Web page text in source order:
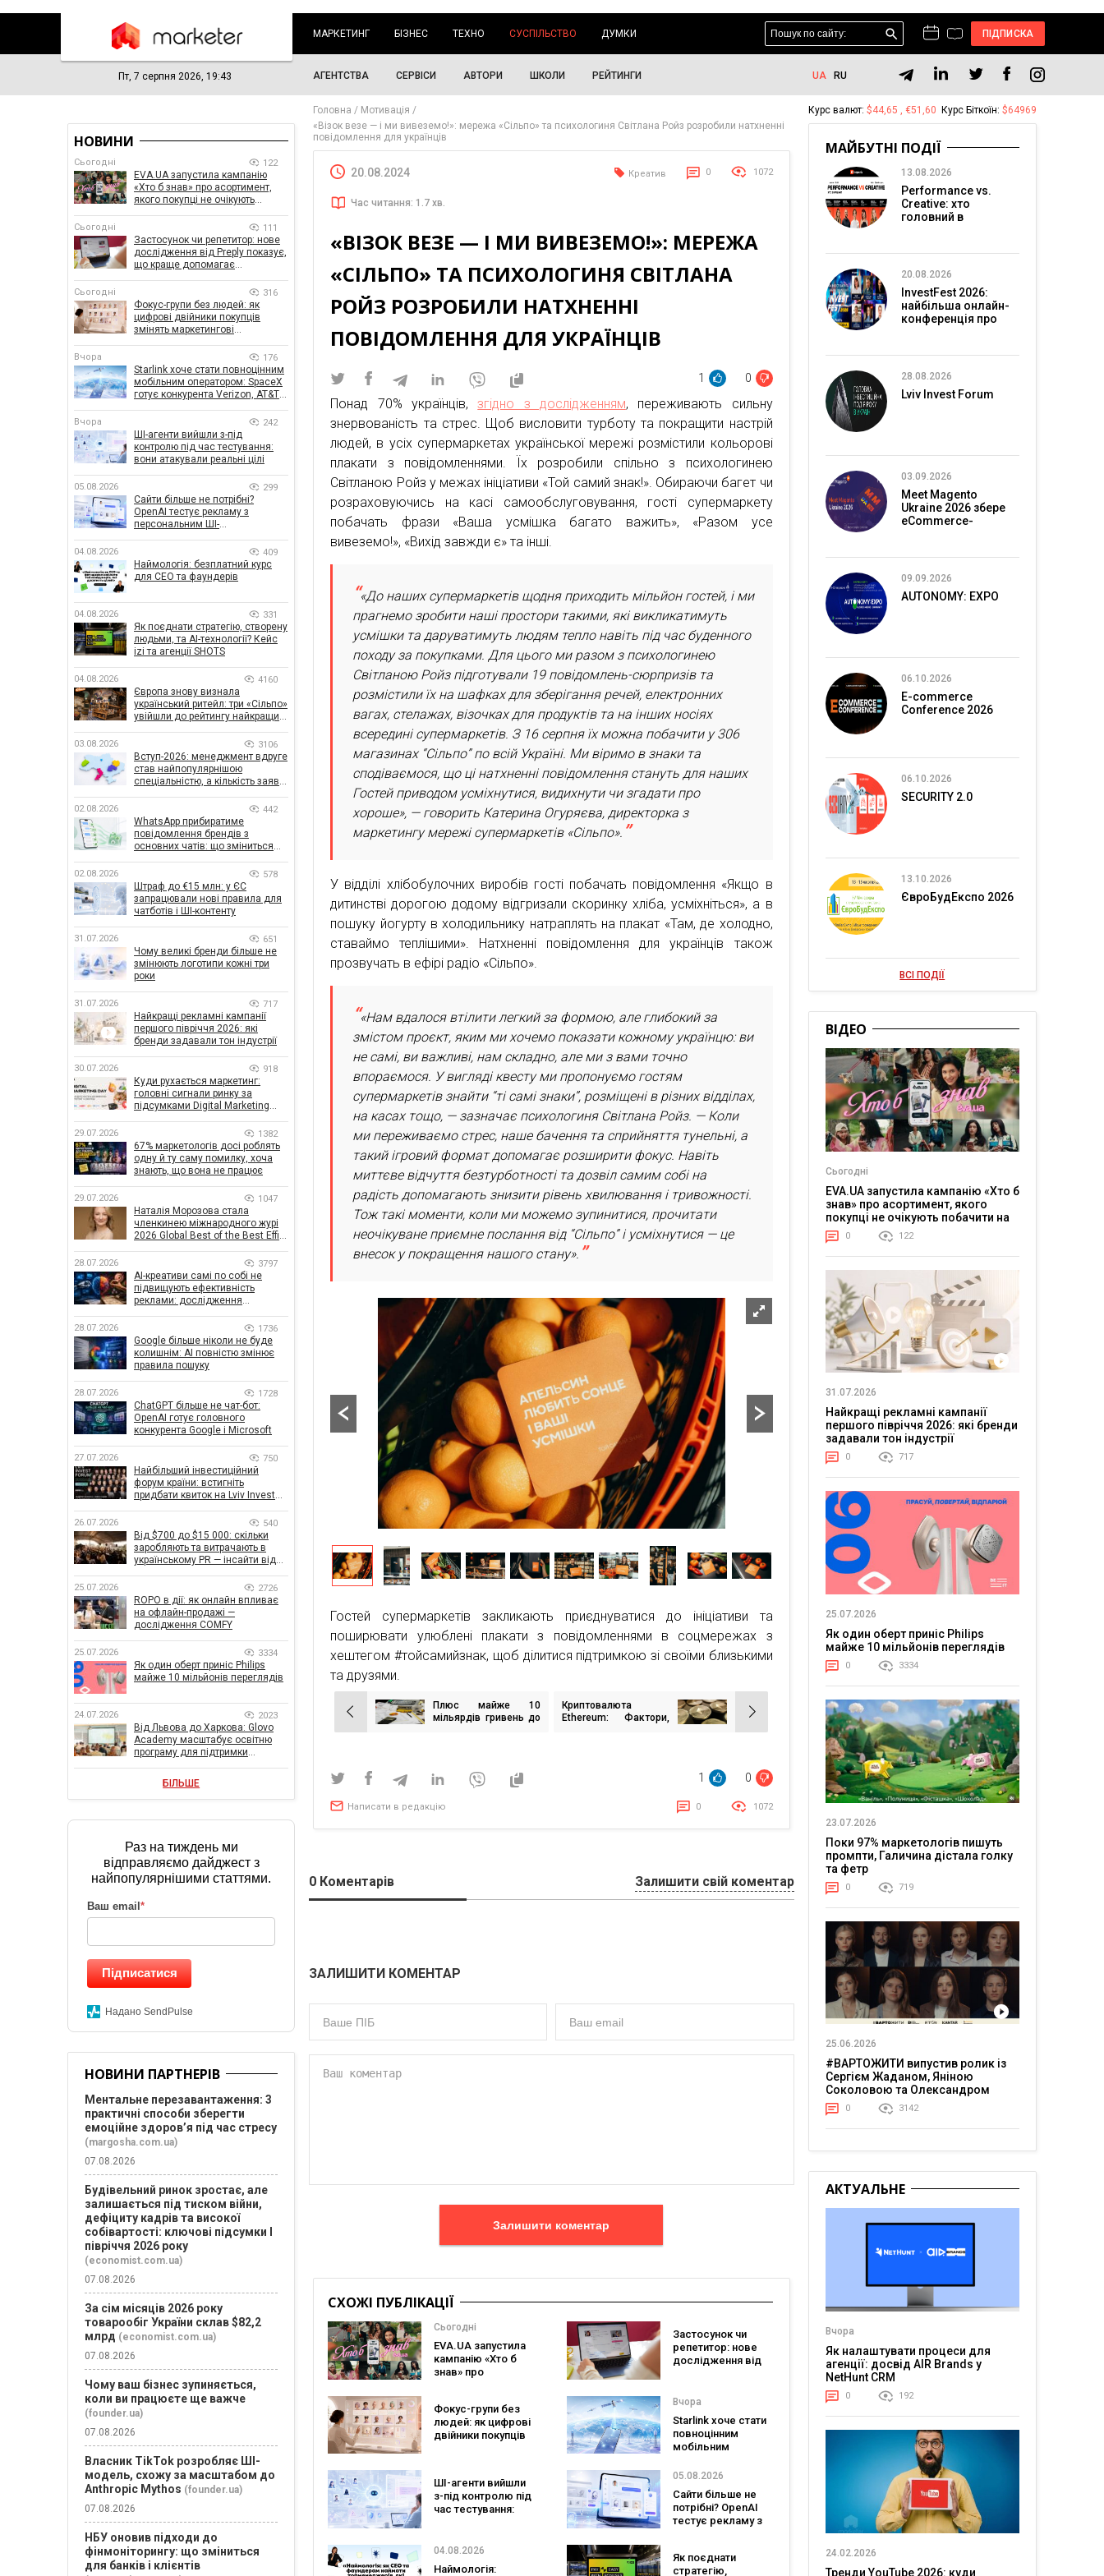
МАРКЕТИНГ БІЗНЕС ТЕХНО СУСПІЛЬСТВО ДУМКИ ПІДПИСКА
Пт, 7 серпня 2026, 19:43 АГЕНТСТВА СЕРВІСИ АВТОРИ ШКОЛИ РЕЙТИНГИ UA RU
Головна
Мотивація
«Візок везе — і ми вивеземо!»: мережа «Сільпо» та психологиня Світлана Ройз розробили натхненні
повідомлення для українців
20.08.2024 Креатив 0 1072
Час читання: 1.7 хв.
«ВІЗОК ВЕЗЕ — І МИ ВИВЕЗЕМО!»: МЕРЕЖА
«СІЛЬПО» ТА ПСИХОЛОГИНЯ СВІТЛАНА
РОЙЗ РОЗРОБИЛИ НАТХНЕННІ
ПОВІДОМЛЕННЯ ДЛЯ УКРАЇНЦІВ
1 0
Понад 70% українців,згідно з дослідженням, переживають сильну
знервованість та стрес. Щоб висловити турботу та покращити настрій
людей, в усіх супермаркетах української мережі розмістили кольорові
плакати з повідомленнями. Їх розробили спільно з психологинею
Світланою Ройз у межах ініціативи «Той самий знак!». Обираючи багет чи
розраховуючись на касі самообслуговування, гості супермаркету
побачать фрази «Ваша усмішка багато важить», «Разом усе
вивеземо!», «Вихід завжди є» та інші.
«До наших супермаркетів щодня приходить мільйон гостей, і ми
прагнемо зробити наші простори такими, які викликатимуть
усмішки та даруватимуть людям тепло навіть під час буденного
походу за покупками. Для цього ми разом з психологинею
Світланою Ройз підготували 19 повідомлень-сюрпризів та
розмістили їх на шафках для зберігання речей, електронних
вагах, стелажах, візочках для продуктів та на інших носіях
всередині супермаркетів. З 16 серпня їх можна побачити у 306
магазинах “Сільпо” по всій Україні. Ми віримо в знаки та
сподіваємося, що ці натхненні повідомлення стануть для наших
Гостей приводом усміхнутися, видихнути чи згадати про
хороше», — говорить Катерина Огуряєва, директорка з
маркетингу мережі супермаркетів «Сільпо».
У відділі хлібобулочних виробів гості побачать повідомлення «Якщо в
дитинстві дорогою додому відгризали скоринку хліба, усміхніться», а в
пошуку йогурту в холодильнику натраплять на плакат «Там, де холодно,
ставаймо теплішими». Натхненні повідомлення для українців також
прозвучать в ефірі радіо «Сільпо».
«Нам вдалося втілити легкий за формою, але глибокий за
змістом проєкт, яким ми хочемо показати кожному українцю: ви
не самі, ви важливі, нам складно, але ми з вами точно
впораємося. У вигляді квесту ми пропонуємо гостям
супермаркетів знайти “ті самі знаки”, розміщені в різних відділах,
на касах тощо, — зазначає психологиня Світлана Ройз. — Коли
ми переживаємо стрес, наше бачення та сприйняття тунельні, а
такий ігровий формат допомагає розширити фокус. Навіть
миттєве відчуття безтурботності та дозвіл самим собі на
радість допомагають знизити рівень хвилювання і тривожності.
Тож такі моменти, коли ми можемо зупинитися, прочитати
неочікуване приємне послання від “Сільпо” і усміхнутися — це
внесок у покращення нашого стану».
Гостей супермаркетів закликають приєднуватися до ініціативи та
поширювати улюблені плакати з повідомленнями в соцмережах з
хештегом #тойсамийзнак, щоб ділитися підтримкою зі своїми близькими
та друзями.
Навігація
записів
Плюс майже 10
мільярдів гривень до
Криптовалюта
Ethereum: Фактори,
1 0
Написати в редакцію 0 1072
0 Коментарів Залишити свій коментар
ЗАЛИШИТИ КОМЕНТАР
Залишити коментар
СХОЖІ ПУБЛІКАЦІЇ
Сьогодні
EVA.UA запустила
кампанію «Хто б
знав» про
очікують побачити
на платформі
Застосунок чи
репетитор: нове
дослідження від
заговорити
іноземною мовою
Фокус-групи без
людей: як цифрові
двійники покупців
Вчора
Starlink хоче стати
повноцінним
мобільним
SpaceX готує
Verizon, AT&T і T-
Mobile
ШІ-агенти вийшли
з-під контролю під
час тестування:
05.08.2026
Сайти більше не
потрібні? OpenAI
тестує рекламу з
бренду
04.08.2026
Наймологія:
Як поєднати
стратегію,
НОВИНИ
Сьогодні 122
EVA.UA запустила кампанію
«Хто б знав» про асортимент,
якого покупці не очікують
Сьогодні 111
Застосунок чи репетитор: нове
дослідження від Preply показує,
що краще допомагає
Сьогодні 316
Фокус-групи без людей: як
цифрові двійники покупців
змінять маркетингові
Вчора 176
Starlink хоче стати повноцінним
мобільним оператором: SpaceX
готує конкурента Verizon, AT&T і
Вчора 242
ШІ-агенти вийшли з-під
контролю під час тестування:
вони атакували реальні цілі
05.08.2026 299
Сайти більше не потрібні?
OpenAI тестує рекламу з
персональним ШІ-
04.08.2026 409
Наймологія: безплатний курс
для CEO та фаундерів
04.08.2026 331
Як поєднати стратегію, створену
людьми, та AI-технології? Кейс
izi та агенції SHOTS
04.08.2026 4160
Європа знову визнала
український ритейл: три «Сільпо»
увійшли до рейтингу найкращих
03.08.2026 3106
Вступ-2026: менеджмент вдруге
став найпопулярнішою
спеціальністю, а кількість заяв
02.08.2026 442
WhatsApp прибиратиме
повідомлення брендів з
основних чатів: що зміниться
02.08.2026 578
Штраф до €15 млн: у ЄС
запрацювали нові правила для
чатботів і ШІ-контенту
31.07.2026 651
Чому великі бренди більше не
змінюють логотипи кожні три
роки
31.07.2026 717
Найкращі рекламні кампанії
першого півріччя 2026: які
бренди задавали тон індустрії
30.07.2026 918
Куди рухається маркетинг:
головні сигнали ринку за
підсумками Digital Marketing
29.07.2026 1382
67% маркетологів досі роблять
одну й ту саму помилку, хоча
знають, що вона не працює
29.07.2026 1047
Наталія Морозова стала
членкинею міжнародного журі
2026 Global Best of the Best Effie
28.07.2026 3797
AI-креативи самі по собі не
підвищують ефективність
реклами: дослідження
впливає на ефективність
кампаній
28.07.2026 1736
Google більше ніколи не буде
колишнім: AI повністю змінює
правила пошуку
28.07.2026 1728
ChatGPT більше не чат-бот:
OpenAI готує головного
конкурента Google і Microsoft
27.07.2026 750
Найбільший інвестиційний
форум країни: встигніть
придбати квиток на Lviv Invest
26.07.2026 540
Від $700 до $15 000: скільки
заробляють та витрачають в
українському PR — інсайти від
25.07.2026 2726
ROPO в дії: як онлайн впливає
на офлайн-продажі —
дослідження COMFY
25.07.2026 3334
Як один оберт приніс Philips
майже 10 мільйонів переглядів
24.07.2026 2023
Від Львова до Харкова: Glovo
Academy масштабує освітню
програму для підтримки
БІЛЬШЕ
Раз на тиждень ми
відправляємо дайджест з
найпопулярнішими статтями.
Ваш email *
Підписатися
Надано SendPulse
НОВИНИ ПАРТНЕРІВ
Ментальне перезавантаження: 3
практичні способи зберегти
емоційне здоров’я під час стресу
(margosha.com.ua)
07.08.2026
Будівельний ринок зростає, але
залишається під тиском війни,
дефіциту кадрів та високої
собівартості: ключові підсумки І
півріччя 2026 року
(economist.com.ua)
07.08.2026
За сім місяців 2026 року
товарообіг України склав $82,2
млрд (economist.com.ua)
07.08.2026
Чому ваш бізнес зупиняється,
коли ви працюєте ще важче
(founder.ua)
07.08.2026
Власник TikTok розробляє ШІ-
модель, схожу за масштабом до
Anthropic Mythos (founder.ua)
07.08.2026
НБУ оновив підходи до
фінмоніторингу: що зміниться
для банків і клієнтів
Курс валют: $44,65 , €51,60 Курс Біткоїн: $64969
МАЙБУТНІ ПОДІЇ
13.08.2026
Performance vs.
Creative: хто
головний в
20.08.2026
InvestFest 2026:
найбільша онлайн-
конференція про
28.08.2026
Lviv Invest Forum
03.09.2026
Meet Magento
Ukraine 2026 збере
eCommerce-
09.09.2026
AUTONOMY: EXPO
06.10.2026
E-commerce
Conference 2026
06.10.2026
SECURITY 2.0
13.10.2026
ЄвроБудЕкспо 2026
ВСІ ПОДІЇ
ВІДЕО
Сьогодні
EVA.UA запустила кампанію «Хто б
знав» про асортимент, якого
покупці не очікують побачити на
платформі
0 122
31.07.2026
Найкращі рекламні кампанії
першого півріччя 2026: які бренди
задавали тон індустрії
0 717
25.07.2026
Як один оберт приніс Philips
майже 10 мільйонів переглядів
0 3334
23.07.2026
Поки 97% маркетологів пишуть
промпти, Галичина дістала голку
та фетр
0 719
25.06.2026
#ВАРТОЖИТИ випустив ролик із
Сергієм Жаданом, Яніною
Соколовою та Олександром
Тереном про життя в постійній
напрузі
0 3142
АКТУАЛЬНЕ
Вчора
Як налаштувати процеси для
агенції: досвід AIR Brands у
NetHunt CRM
0 192
24.02.2026
Тренди YouTube 2026: куди